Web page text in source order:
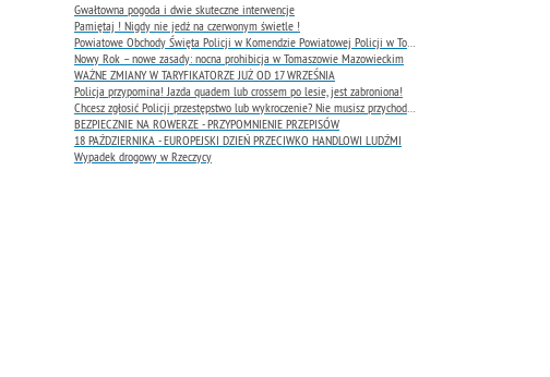
Gwałtowna pogoda i dwie skuteczne interwencje
Pamiętaj ! Nigdy nie jedź na czerwonym świetle !
Powiatowe Obchody Święta Policji w Komendzie Powiatowej Policji w Tomaszowie Mazowieckim
Nowy Rok – nowe zasady: nocna prohibicja w Tomaszowie Mazowieckim
WAŻNE ZMIANY W TARYFIKATORZE JUŻ OD 17 WRZEŚNIA
Policja przypomina! Jazda quadem lub crossem po lesie, jest zabroniona!
Chcesz zgłosić Policji przestępstwo lub wykroczenie? Nie musisz przychodzić do komendy !
BEZPIECZNIE NA ROWERZE - PRZYPOMNIENIE PRZEPISÓW
18 PAŹDZIERNIKA - EUROPEJSKI DZIEŃ PRZECIWKO HANDLOWI LUDŹMI
Wypadek drogowy w Rzeczycy